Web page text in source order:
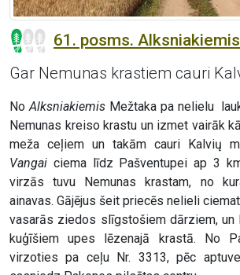
61. posms.
Gar Nemunas krastiem cauri
NoAlksniakiemisMežtaka pa nelielu
Nemunas kreiso krastu un izmet vairāk
meža ceļiem un takām cauri Kalvių
Vangai ciema līdz Pašventupei ap 3
virzās tuvu Nemunas krastam, no
ainavas. Gājējus šeit priecēs nelieli
vasarās ziedos slīgstošiem dārziem, un
kuģīšiem upes lēzenajā krastā. No
virzoties pa ceļu Nr. 3313, pēc